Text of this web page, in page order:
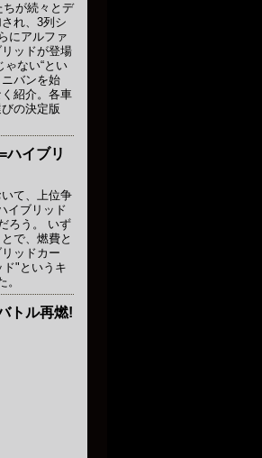
が続々とデ
れ、3列シ
にアルファ
ッドが登場
ゃない“とい
バンを始
紹介。各車
の決定版
ハイブリ
て、上位争
イブリッド
ろう。 いず
で、燃費と
ッドカー
"というキ
トル再燃!